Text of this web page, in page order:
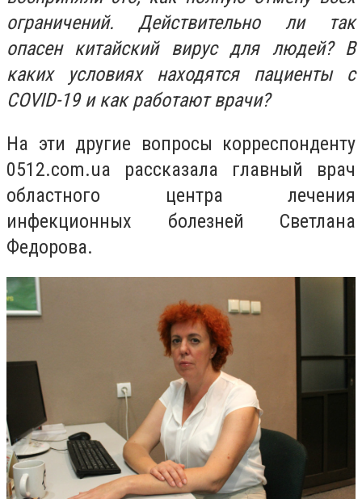
ограничений. Действительно ли так
опасен китайский вирус для людей? В
каких условиях находятся пациенты с
COVID-19 и как работают врачи?
На эти другие вопросы корреспонденту
0512.com.ua рассказала главный врач
областного центра лечения
инфекционных болезней Светлана
Федорова.